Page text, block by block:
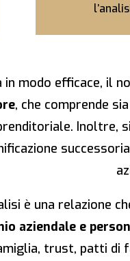
modo efficace, il
, che comprende
Inoltre,
è una relazione
aziendale e
trust, patti di